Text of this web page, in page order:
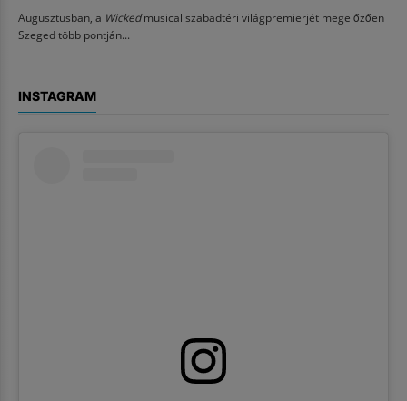
Augusztusban, a Wickedmusical szabadtéri világpremierjét megelőzően
Szeged több pontján...
INSTAGRAM